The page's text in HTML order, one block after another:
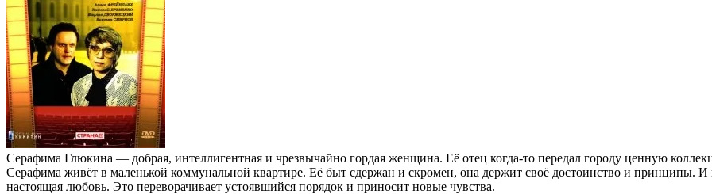
Серафима Глюкина — добрая, интеллигентная и чрезвычайно гордая женщина. Её отец когда-то передал городу ценную
Серафима живёт в маленькой коммунальной квартире. Её быт сдержан и скромен, она держит своё достоинство и принципы.
настоящая любовь. Это переворачивает устоявшийся порядок и приносит новые чувства.